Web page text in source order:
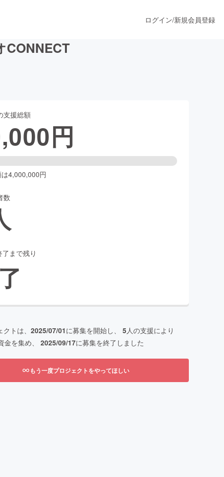
ファッション
ア
ログイン/新規会員登録
支援総額
円
は4,000,000円
数
まで残り
トは、 2025/07/01に募集を開始し、 5人の支援により
金を集め、 2025/09/17に募集を終了しました
もう一度プロジェクトをやってほしい